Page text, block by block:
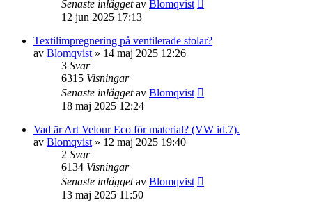
Senaste inläggetav Blomqvist
12 jun 2025 17:13
Textilimpregnering på ventilerade stolar?
av Blomqvist » 14 maj 2025 12:26
3 Svar
6315 Visningar
Senaste inläggetav Blomqvist
18 maj 2025 12:24
Vad är Art Velour Eco för material? (VW id.7).
av Blomqvist » 12 maj 2025 19:40
2 Svar
6134 Visningar
Senaste inläggetav Blomqvist
13 maj 2025 11:50